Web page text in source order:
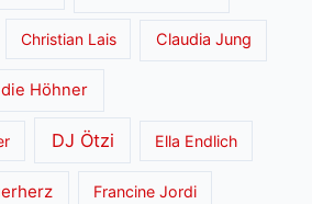
Christian Lais Claudia Jung
die Höhner
DJ Ötzi Ella Endlich
Francine Jordi